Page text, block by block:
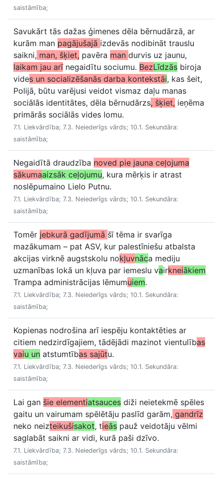
saistāmība;
Savukārt tās dažas ģimenes dēla bērnudārzā, ar
kurām man pagājušajā izdevās nodibināt trauslu
saikni, man, šķiet, pavēra man durvis uz jaunu,
laikam jau arīnegaidītu sociumu. BezLīdzās biroja
vides un socializēšanās darba kontekstāi, kas šeit,
Polijā, būtu varējusi veidot vismaz daļu manas
sociālās identitātes, dēla bērnudārzs, šķiet, ieņēma
primārās sociālās vides lomu.
7.1. Liekvārdība; 7.3. Neiederīgs vārds; 10.1. Sekundāra:
saistāmība;
Negaidītā draudzība noved pie jauna ceļojuma
sākumaaizsāk ceļojumu, kura mērķis ir atrast
noslēpumaino Lielo Putnu.
7.1. Liekvārdība; 7.3. Neiederīgs vārds; 10.1. Sekundāra:
saistāmība;
Tomēr jebkurā gadījumā šī tēma ir svarīga
mazākumam – pat ASV, kur palestīniešu atbalsta
akcijas virknē augstskolu nokļuvnāca mediju
uzmanības lokā un kļuva par iemeslu vairkneiākiem
Trampa administrācijas lēmumuiem.
7.1. Liekvārdība; 7.3. Neiederīgs vārds; 10.1. Sekundāra:
saistāmība;
Kopienas nodrošina arī iespēju kontaktēties ar
citiem nedzirdīgajiem, tādējādi mazinot vientulības
vaiu un atstumtības sajūtu.
7.1. Liekvārdība; 7.3. Neiederīgs vārds; 10.1. Sekundāra:
saistāmība;
Lai gan šie elementiatsauces diži neietekmē spēles
gaitu un vairumam spēlētāju paslīd garām, gandrīz
neko neizteikušisakot, tieās pauž veidotāju vēlmi
saglabāt saikni ar vidi, kurā paši dzīvo.
7.1. Liekvārdība; 7.3. Neiederīgs vārds; 10.1. Sekundāra:
saistāmība;